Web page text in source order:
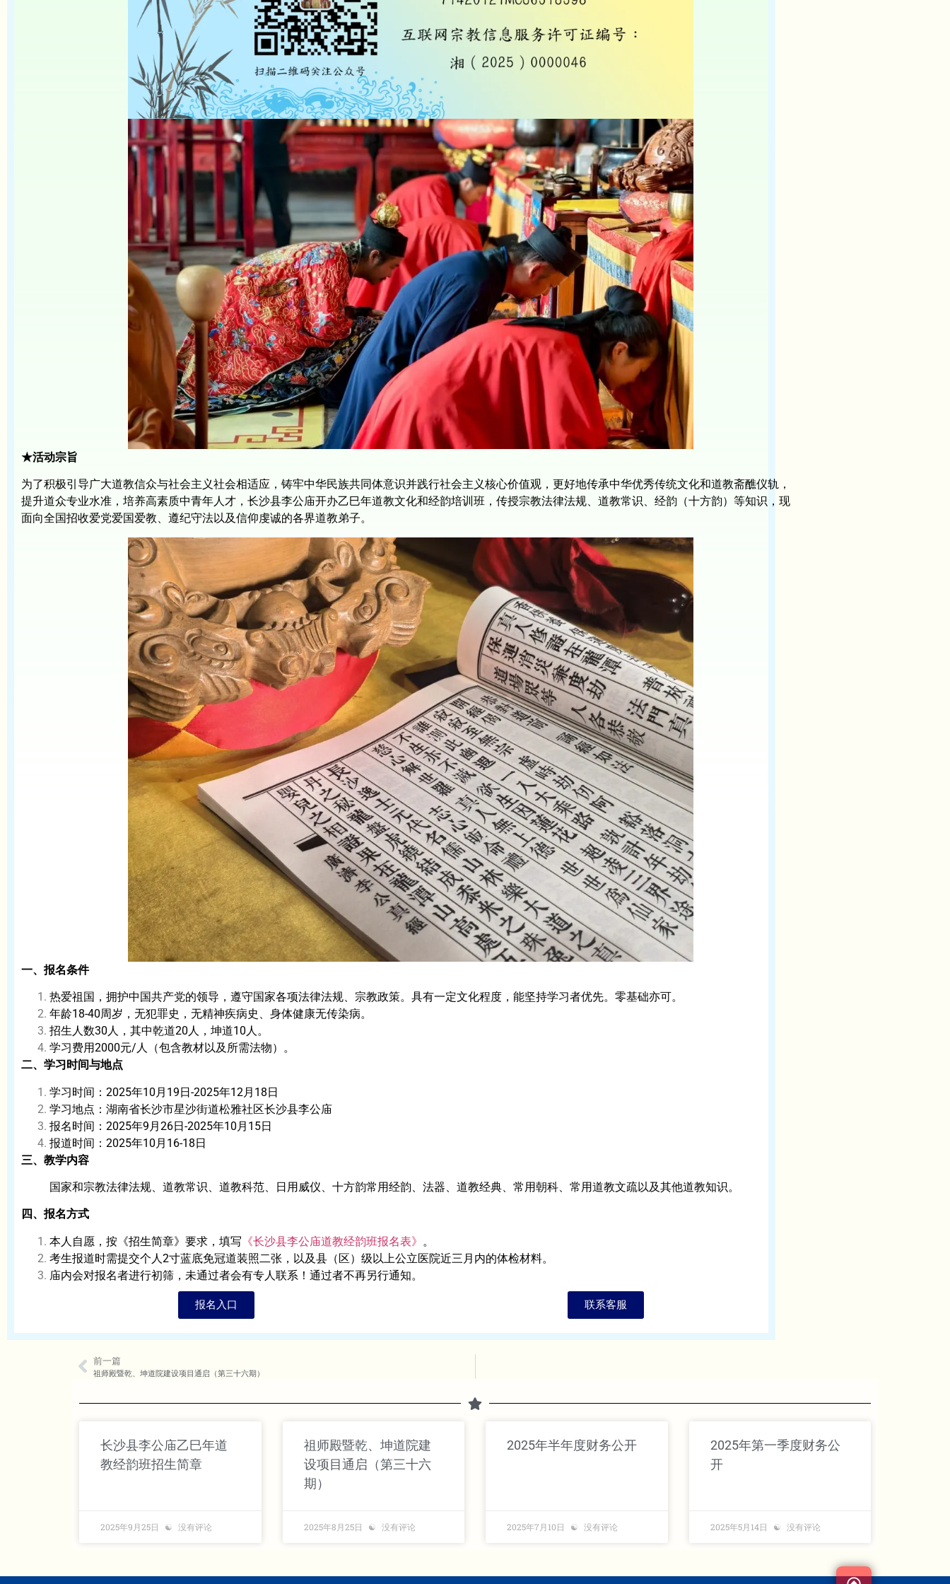
★活动宗旨
为了积极引导广大道教信众与社会主义社会相适应，铸牢中华民族共同体意识并践行社会主义核心价值观，更好地传承中华优秀传统文化和道教斋醮仪轨，
提升道众专业水准，培养高素质中青年人才，长沙县李公庙开办乙巳年道教文化和经韵培训班，传授宗教法律法规、道教常识、经韵（十方韵）等知识，现
面向全国招收爱党爱国爱教、遵纪守法以及信仰虔诚的各界道教弟子。
一、报名条件
热爱祖国，拥护中国共产党的领导，遵守国家各项法律法规、宗教政策。具有一定文化程度，能坚持学习者优先。零基础亦可。
年龄18-40周岁，无犯罪史，无精神疾病史、身体健康无传染病。
招生人数30人，其中乾道20人，坤道10人。
学习费用2000元/人（包含教材以及所需法物）。
二、学习时间与地点
学习时间：2025年10月19日-2025年12月18日
学习地点：湖南省长沙市星沙街道松雅社区长沙县李公庙
报名时间：2025年9月26日-2025年10月15日
报道时间：2025年10月16-18日
三、教学内容
国家和宗教法律法规、道教常识、道教科范、日用威仪、十方韵常用经韵、法器、道教经典、常用朝科、常用道教文疏以及其他道教知识。
四、报名方式
本人自愿，按《招生简章》要求，填写 《长沙县李公庙道教经韵班报名表》 。
考生报道时需提交个人2寸蓝底免冠道装照二张，以及县（区）级以上公立医院近三月内的体检材料。
庙内会对报名者进行初筛， 未通过者会有专人联系！通过者不再另行通知。
报名入口 联系客服
前一篇
祖师殿暨乾、坤道院建设项目通启（第三十六期）
长沙县李公庙乙巳年道
教经韵班招生简章
2025年9月25日 没有评论
祖师殿暨乾、坤道院建
设项目通启（第三十六
期）
2025年8月25日 没有评论
2025年半年度财务公开
2025年7月10日 没有评论
2025年第一季度财务公
开
2025年5月14日 没有评论